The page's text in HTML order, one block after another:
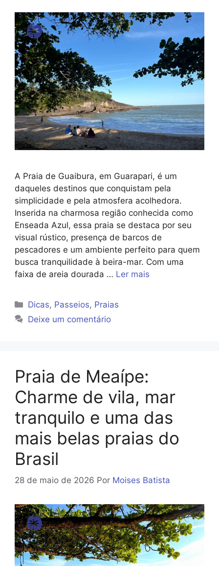
A Praia de Guaibura, em Guarapari, é um
daqueles destinos que conquistam pela
simplicidade e pela atmosfera acolhedora.
Inserida na charmosa região conhecida como
Enseada Azul, essa praia se destaca por seu
visual rústico, presença de barcos de
pescadores e um ambiente perfeito para quem
busca tranquilidade à beira-mar. Com uma
faixa de areia dourada … Ler mais
Categorias
Dicas, Passeios, Praias
Deixe um comentário
Praia de Meaípe:
Charme de vila, mar
tranquilo e uma das
mais belas praias do
Brasil
28 de maio de 2026 Por Moises Batista